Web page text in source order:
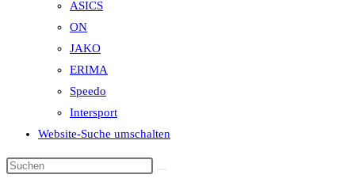
ASICS
ON
JAKO
ERIMA
Speedo
Intersport
Website-Suche umschalten